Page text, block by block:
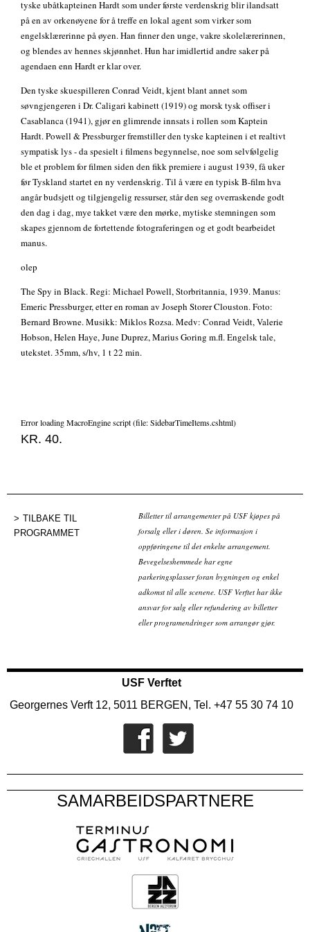
tyske ubåtkapteinen Hardt som under første verdenskrig blir ilandsatt
på en av orkenøyene for å treffe en lokal agent som virker som
engelsklærerinne på øyen. Han finner den unge, vakre skolelærerinnen,
og blendes av hennes skjønnhet. Hun har imidlertid andre saker på
agendaen enn Hardt er klar over.
Den tyske skuespilleren Conrad Veidt, kjent blant annet som
søvngjengeren i Dr. Caligari kabinett (1919) og morsk tysk offiser i
Casablanca (1941), gjør en glimrende innsats i rollen som Kaptein
Hardt. Powell & Pressburger fremstiller den tyske kapteinen i et realtivt
sympatisk lys - da spesielt i filmens begynnelse, noe som selvfølgelig
ble et problem for filmen siden den fikk premiere i august 1939, få uker
før Tyskland startet en ny verdenskrig. Til å være en typisk B-film hva
angår budsjett og tilgjengelig ressurser, står den seg overraskende godt
den dag i dag, mye takket være den mørke, mytiske stemningen som
skapes gjennom de fortettende fotograferingen og et godt bearbeidet
manus.
olep
The Spy in Black. Regi: Michael Powell, Storbritannia, 1939. Manus:
Emeric Pressburger, etter en roman av Joseph Storer Clouston. Foto:
Bernard Browne. Musikk: Miklos Rozsa. Medv: Conrad Veidt, Valerie
Hobson, Helen Haye, June Duprez, Marius Goring m.fl. Engelsk tale,
utekstet. 35mm, s/hv, 1 t 22 min.
Error loading MacroEngine script (file: SidebarTimeItems.cshtml)
KR. 40.
TILBAKE TIL
PROGRAMMET
Billetter til arrangementer på USF kjøpes på
forsalg eller i døren. Se informasjon i
oppføringene til det enkelte arrangement.
Bevegelseshemmede har egne
parkeringsplasser foran bygningen og enkel
adkomst til alle scenene. USF Verftet har ikke
ansvar for salg eller refundering av billetter
eller programendringer som arrangør gjør.
USF Verftet
Georgernes Verft 12, 5011 BERGEN, Tel. +47 55 30 74 10
SAMARBEIDSPARTNERE